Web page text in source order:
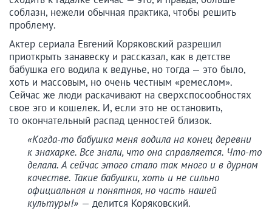
соблазн, нежели обычная практика, чтобы решить
проблему.
Актер сериала Евгений Коряковский разрешил
приоткрыть занавеску и рассказал, как в детстве
бабушка его водила к ведунье, но тогда — это было,
хоть и массовым, но очень честным «ремеслом».
Сейчас же люди раскачивают на сверхспосообностях
свое эго и кошелек. И, если это не остановить,
то окончательный распад ценностей близок.
«Когда-то бабушка меня водила на конец деревни
к знахарке. Все знали, что она справляется. Что-то
делала. А сейчас этого стало так много и в дурном
качестве. Такие бабушки, хоть и не сильно
официальная и понятная, но часть нашей
культуры!» — делится Коряковский.